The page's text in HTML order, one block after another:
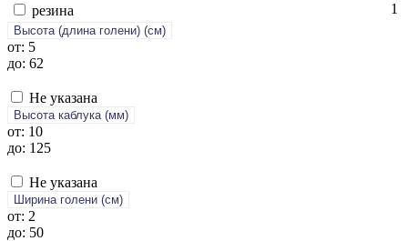
ре­зина 1
Высота (длина голени) (cм)
от: 5
до: 62
Не указана
Высота каблука (мм)
от: 10
до: 125
Не указана
Ширина голени (см)
от: 2
до: 50